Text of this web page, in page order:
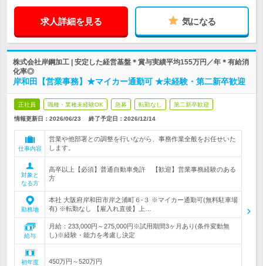
求人詳細を見る 気になる
株式会社岸鋼加工 | 安定した経営基盤＊賞与実績平均155万円／年＊有給消
化率◎
岸和田【営業事務】★マイカー通勤可 ★未経験・第二新卒歓迎
正社員 職種・業種未経験OK 急募 転勤なし 第二新卒歓迎
情報更新日：2026/06/23 終了予定日： 2026/12/14
仕事内容
営業や他部署との調整を行いながら、事務作業全般をお任せいた
します。
対象と
なる方
高卒以上【必須】普通自動車免許 【歓迎】営業事務経験のある
方
勤務地
本社 大阪府岸和田市岸之浦町６-３ ※マイカー通勤可(無料駐車場
有) ※転勤なし 【雇入れ直後】上…
給与
月給：233,000円～275,000円※試用期間3ヶ月あり(条件変動無
し)※経験・能力を考慮し決定
初年度
450万円～520万円